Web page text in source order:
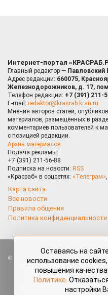
Интернет-портал
Главный редактор — Павловский
Адрес редакции: 660075,
Железнодорожников, д. 17,
Телефон редакции: +7 (391) 211-
E-mail: redaktor@krasrab.krsn.ru
Мнения авторов статей,
материалов, размещённых в
комментариев пользователей к
с позицией редакции.
Архив материалов
Подача рекламы:
+7 (391) 211-56-88
Подписка на новости: RSS
«Красраб» в соцсетях: «Телеграм»,
Карта сайта
Все новости
Правила общения
Политика конфиденциальности
Все права защищены. Любые
«Красраб.ру» сотрудниками
и читателями, являются
частичное использование
«Красраб.ру», допускается
Оставаясь на
использование
повышения
Политике .
настройки